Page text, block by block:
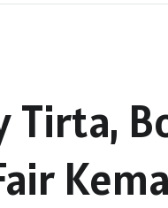
Tirta,